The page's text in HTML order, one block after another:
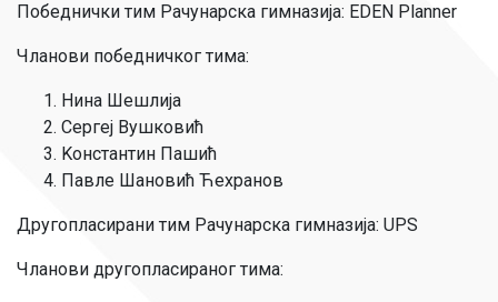
Победнички тим Рачунарска гимназија: EDEN Planner
Чланови победничког тима:
Нина Шешлија
Сергеј Вушковић
Kонстантин Пашић
Павле Шановић Ћехранов
Другопласирани тим Рачунарска гимназија: UPS
Чланови другопласираног тима: